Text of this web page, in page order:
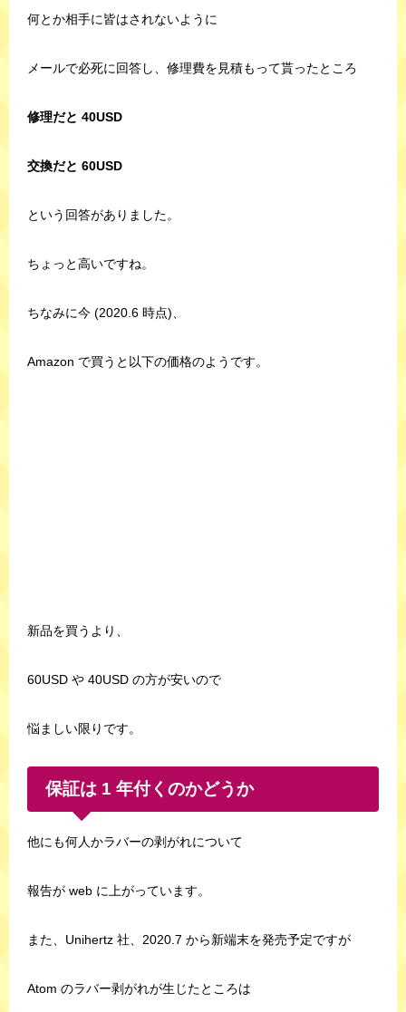
何とか相手に皆はされないように
メールで必死に回答し、修理費を見積もって貰ったところ
修理だと 40USD
交換だと 60USD
という回答がありました。
ちょっと高いですね。
ちなみに今 (2020.6 時点)、
Amazon で買うと以下の価格のようです。
新品を買うより、
60USD や 40USD の方が安いので
悩ましい限りです。
保証は 1 年付くのかどうか
他にも何人かラバーの剥がれについて
報告が web に上がっています。
また、Unihertz 社、2020.7 から新端末を発売予定ですが
Atom のラバー剥がれが生じたところは